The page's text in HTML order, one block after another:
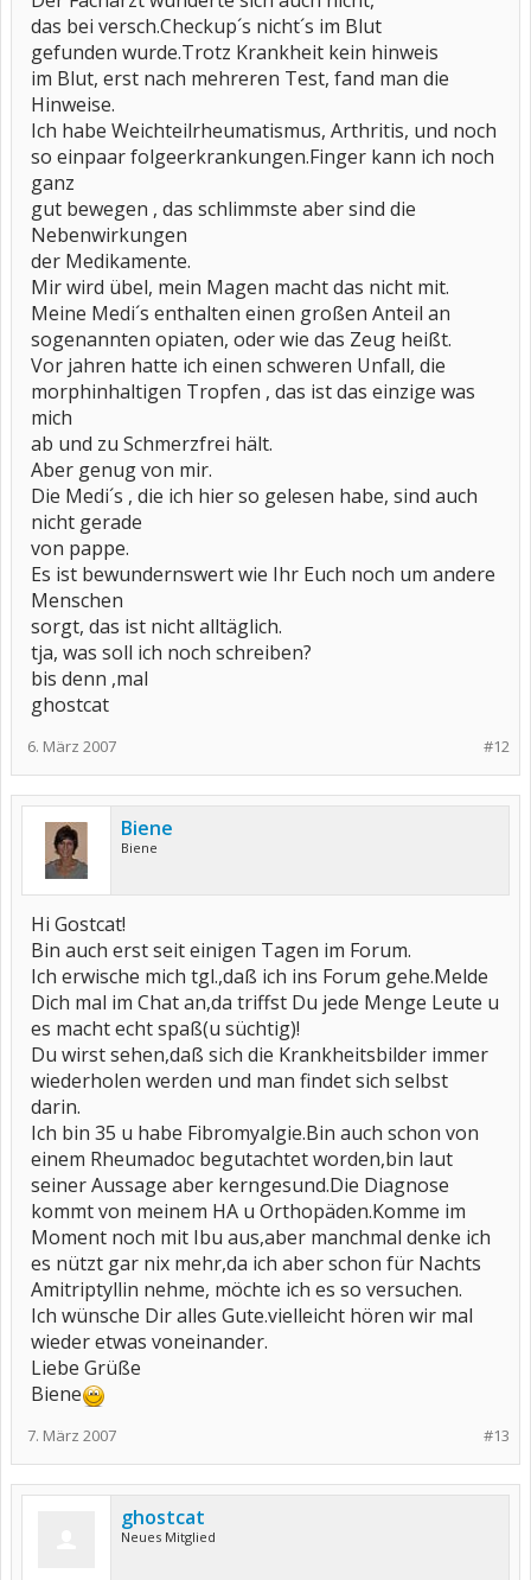
das bei versch.Checkup´s nicht´s im Blut
gefunden wurde.Trotz Krankheit kein hinweis
im Blut, erst nach mehreren Test, fand man die
Hinweise.
Ich habe Weichteilrheumatismus, Arthritis, und noch
so einpaar folgeerkrankungen.Finger kann ich noch
ganz
gut bewegen , das schlimmste aber sind die
Nebenwirkungen
der Medikamente.
Mir wird übel, mein Magen macht das nicht mit.
Meine Medi´s enthalten einen großen Anteil an
sogenannten opiaten, oder wie das Zeug heißt.
Vor jahren hatte ich einen schweren Unfall, die
morphinhaltigen Tropfen , das ist das einzige was
mich
ab und zu Schmerzfrei hält.
Aber genug von mir.
Die Medi´s , die ich hier so gelesen habe, sind auch
nicht gerade
von pappe.
Es ist bewundernswert wie Ihr Euch noch um andere
Menschen
sorgt, das ist nicht alltäglich.
tja, was soll ich noch schreiben?
bis denn ,mal
ghostcat
#12
6. März 2007
Biene
Biene
Hi Gostcat!
Bin auch erst seit einigen Tagen im Forum.
Ich erwische mich tgl.,daß ich ins Forum gehe.Melde
Dich mal im Chat an,da triffst Du jede Menge Leute u
es macht echt spaß(u süchtig)!
Du wirst sehen,daß sich die Krankheitsbilder immer
wiederholen werden und man findet sich selbst
darin.
Ich bin 35 u habe Fibromyalgie.Bin auch schon von
einem Rheumadoc begutachtet worden,bin laut
seiner Aussage aber kerngesund.Die Diagnose
kommt von meinem HA u Orthopäden.Komme im
Moment noch mit Ibu aus,aber manchmal denke ich
es nützt gar nix mehr,da ich aber schon für Nachts
Amitriptyllin nehme, möchte ich es so versuchen.
Ich wünsche Dir alles Gute.vielleicht hören wir mal
wieder etwas voneinander.
Liebe Grüße
Biene
#13
7. März 2007
ghostcat
Neues Mitglied